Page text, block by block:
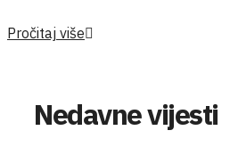
Pročitaj više
Nedavne vijesti